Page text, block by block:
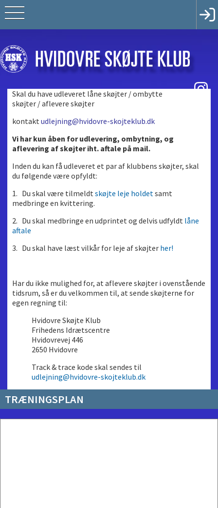
Skal du have udleveret låne skøjter / ombytte
skøjter / aflevere skøjter
kontakt udlejning@hvidovre-skojteklub.dk
Vi har kun åben for udlevering, ombytning, og
aflevering af skøjter iht. aftale på mail.
Inden du kan få udleveret et par af klubbens skøjter, skal
du følgende være opfyldt:
1. Du skal være tilmeldt skøjte leje holdet samt
medbringe en kvittering.
2. Du skal medbringe en udprintet og delvis udfyldt låne
aftale
3. Du skal have læst vilkår for leje af skøjter her!
Har du ikke mulighed for, at aflevere skøjter i ovenstående
tidsrum, så er du velkommen til, at sende skøjterne for
egen regning til:
Hvidovre Skøjte Klub
Frihedens Idrætscentre
Hvidovrevej 446
2650 Hvidovre
Track & trace kode skal sendes til
udlejning@hvidovre-skojteklub.dk
TRÆNINGSPLAN